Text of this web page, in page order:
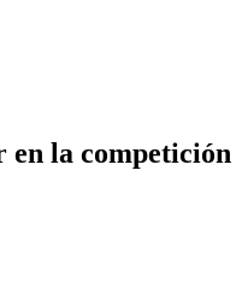
en la competición